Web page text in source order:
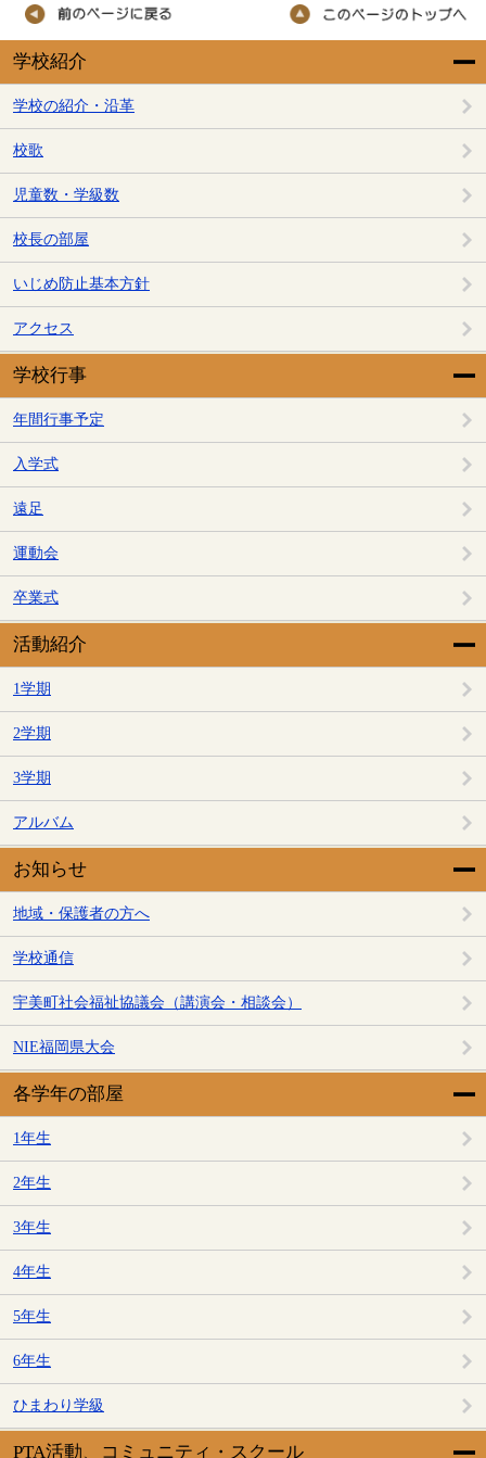
学校紹介
学校の紹介・沿革
校歌
児童数・学級数
校長の部屋
いじめ防止基本方針
アクセス
学校行事
年間行事予定
入学式
遠足
運動会
卒業式
活動紹介
1学期
2学期
3学期
アルバム
お知らせ
地域・保護者の方へ
学校通信
宇美町社会福祉協議会（講演会・相談会）
NIE福岡県大会
各学年の部屋
1年生
2年生
3年生
4年生
5年生
6年生
ひまわり学級
PTA活動、コミュニティ・スクール